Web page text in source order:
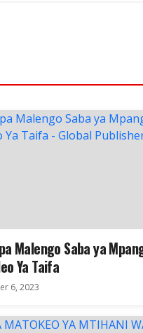
Malengo Saba ya
Ya Taifa
6, 2023